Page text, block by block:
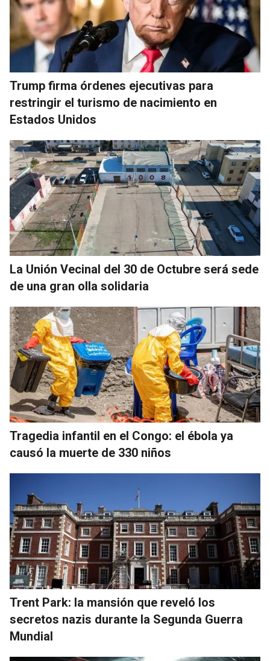
Trump firma órdenes ejecutivas para
restringir el turismo de nacimiento en
Estados Unidos
La Unión Vecinal del 30 de Octubre será sede
de una gran olla solidaria
Tragedia infantil en el Congo: el ébola ya
causó la muerte de 330 niños
Trent Park: la mansión que reveló los
secretos nazis durante la Segunda Guerra
Mundial